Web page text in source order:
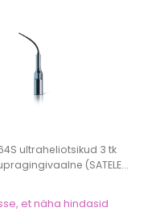
ultraheliotsikud 3 tk
(SATELE...
et näha hindasid